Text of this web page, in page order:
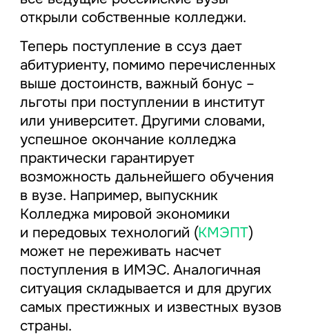
открыли собственные колледжи.
Теперь поступление в ссуз дает
абитуриенту, помимо перечисленных
выше достоинств, важный бонус –
льготы при поступлении в институт
или университет. Другими словами,
успешное окончание колледжа
практически гарантирует
возможность дальнейшего обучения
в вузе. Например, выпускник
Колледжа мировой экономики
и передовых технологий (КМЭПТ)
может не переживать насчет
поступления в ИМЭС. Аналогичная
ситуация складывается и для других
самых престижных и известных вузов
страны.